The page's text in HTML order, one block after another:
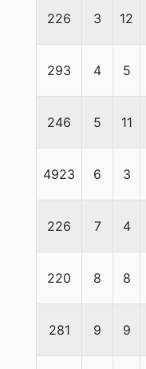
226 3 12
293 4 5
246 5 11
4923 6 3
226 7 4
220 8 8
281 9 9